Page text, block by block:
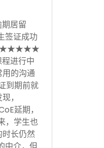
居留
签证成功
数 ★★★★★
进行中
的沟通
到期前就
，
延期，
，学生也
长仍然